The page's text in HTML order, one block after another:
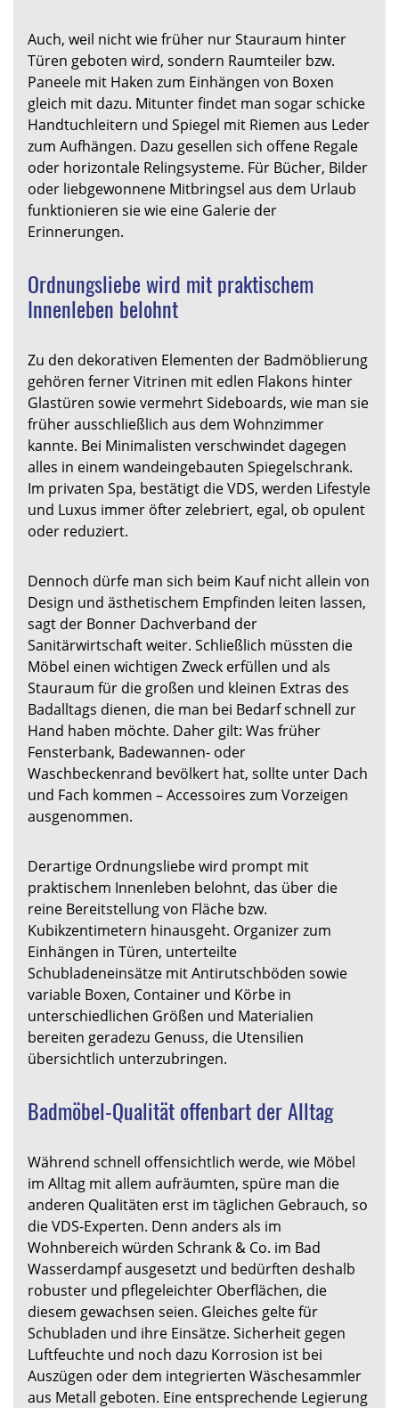
Auch, weil nicht wie früher nur Stauraum hinter
Türen geboten wird, sondern Raumteiler bzw.
Paneele mit Haken zum Einhängen von Boxen
gleich mit dazu. Mitunter findet man sogar schicke
Handtuchleitern und Spiegel mit Riemen aus Leder
zum Aufhängen. Dazu gesellen sich offene Regale
oder horizontale Relingsysteme. Für Bücher, Bilder
oder liebgewonnene Mitbringsel aus dem Urlaub
funktionieren sie wie eine Galerie der
Erinnerungen.
Ordnungsliebe wird mit praktischem
Innenleben belohnt
Zu den dekorativen Elementen der Badmöblierung
gehören ferner Vitrinen mit edlen Flakons hinter
Glastüren sowie vermehrt Sideboards, wie man sie
früher ausschließlich aus dem Wohnzimmer
kannte. Bei Minimalisten verschwindet dagegen
alles in einem wandeingebauten Spiegelschrank.
Im privaten Spa, bestätigt die VDS, werden Lifestyle
und Luxus immer öfter zelebriert, egal, ob opulent
oder reduziert.
Dennoch dürfe man sich beim Kauf nicht allein von
Design und ästhetischem Empfinden leiten lassen,
sagt der Bonner Dachverband der
Sanitärwirtschaft weiter. Schließlich müssten die
Möbel einen wichtigen Zweck erfüllen und als
Stauraum für die großen und kleinen Extras des
Badalltags dienen, die man bei Bedarf schnell zur
Hand haben möchte. Daher gilt: Was früher
Fensterbank, Badewannen- oder
Waschbeckenrand bevölkert hat, sollte unter Dach
und Fach kommen – Accessoires zum Vorzeigen
ausgenommen.
Derartige Ordnungsliebe wird prompt mit
praktischem Innenleben belohnt, das über die
reine Bereitstellung von Fläche bzw.
Kubikzentimetern hinausgeht. Organizer zum
Einhängen in Türen, unterteilte
Schubladeneinsätze mit Antirutschböden sowie
variable Boxen, Container und Körbe in
unterschiedlichen Größen und Materialien
bereiten geradezu Genuss, die Utensilien
übersichtlich unterzubringen.
Badmöbel-Qualität offenbart der Alltag
Während schnell offensichtlich werde, wie Möbel
im Alltag mit allem aufräumten, spüre man die
anderen Qualitäten erst im täglichen Gebrauch, so
die VDS-Experten. Denn anders als im
Wohnbereich würden Schrank & Co. im Bad
Wasserdampf ausgesetzt und bedürften deshalb
robuster und pflegeleichter Oberflächen, die
diesem gewachsen seien. Gleiches gelte für
Schubladen und ihre Einsätze. Sicherheit gegen
Luftfeuchte und noch dazu Korrosion ist bei
Auszügen oder dem integrierten Wäschesammler
aus Metall geboten. Eine entsprechende Legierung